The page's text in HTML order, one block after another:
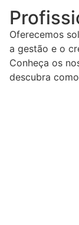
Oferecemos
a gestão e o
Conheça os
descubra